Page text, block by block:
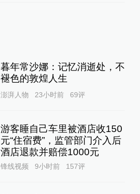
暮年常沙娜：记忆消逝处，不
褪色的敦煌人生
澎湃人物 23小时前 69评
游客睡自己车里被酒店收150
元“住宿费”，监管部门介入后
酒店退款并赔偿1000元
锋线视频 9小时前 157评